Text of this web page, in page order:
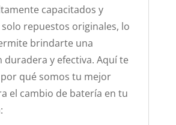
capacitados y
repuestos originales, lo
brindarte una
duradera y efectiva. Aquí te
qué somos tu mejor
el cambio de batería en tu